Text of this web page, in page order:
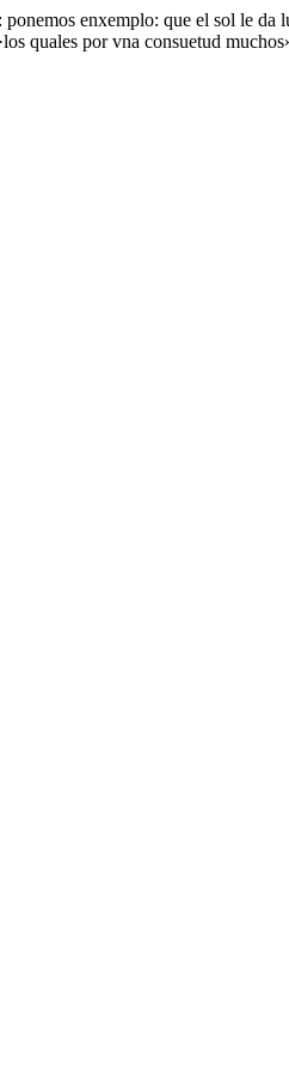
enxemplo: que el sol le
quales por vna consuetud